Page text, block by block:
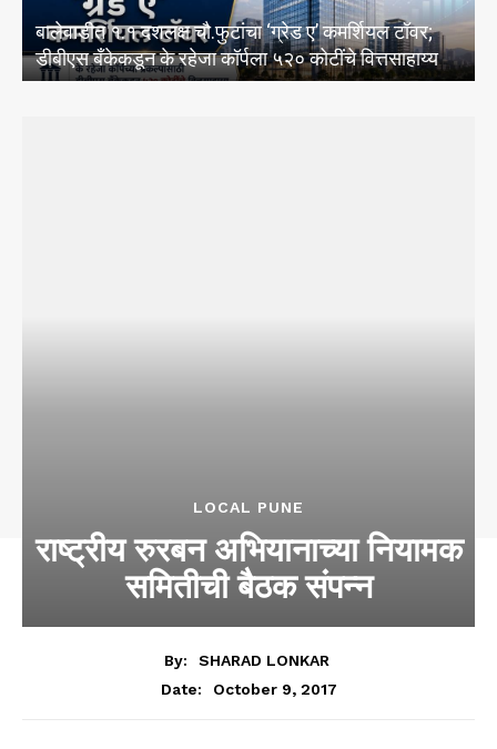
‘महापौर बंगला, महापौर बंगलाच राहू द्या’; नाव बदलण्यास पुणे
शहर माजी महापौर संघटनेचा विरोध
LOCAL PUNE
राष्ट्रीय रुरबन अभियानाच्या नियामक
समितीची बैठक संपन्न
By:
SHARAD LONKAR
Date:
October 9, 2017